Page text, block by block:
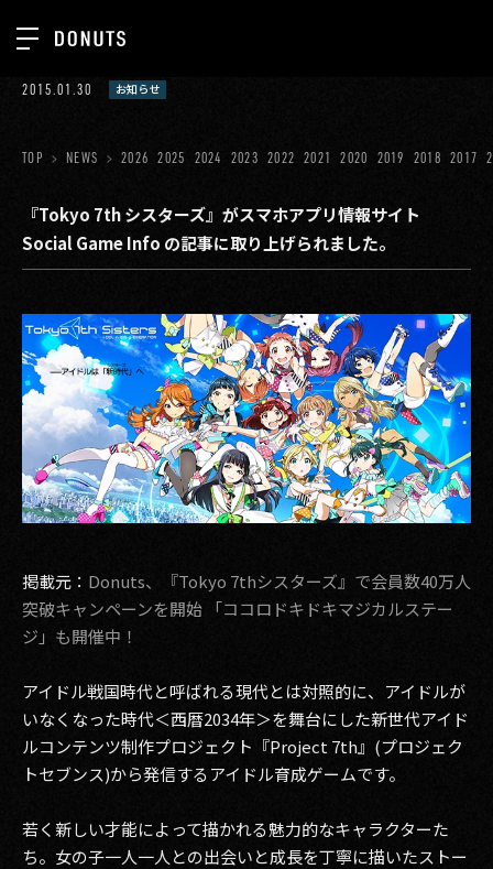
ジョブカン
ゲーム
ミクチャ
出版メディア
美少女図鑑
イベント
タテドラ
その他事業
2026
2024
2023
2021
TOP
ABOUT
SERVICES
GROUP
RECRUIT
CONTACT
2015.01.30 お知らせ
TOP NEWS 2026 2025 2024 2023 2022 2021 2020 2019 2018 2017
『Tokyo 7th シスターズ』がスマホアプリ情報サイト
Social Game Info の記事に取り上げられました。
掲載元： Donuts、『Tokyo 7thシスターズ』で会員数40万人
突破キャンペーンを開始 「ココロドキドキマジカルステー
ジ」も開催中！
アイドル戦国時代と呼ばれる現代とは対照的に、アイドルが
いなくなった時代＜西暦2034年＞を舞台にした新世代アイド
ルコンテンツ制作プロジェクト『Project 7th』(プロジェク
トセブンス)から発信するアイドル育成ゲームです。
若く新しい才能によって描かれる魅力的なキャラクターた
ち。女の子一人一人との出会いと成長を丁寧に描いたストー